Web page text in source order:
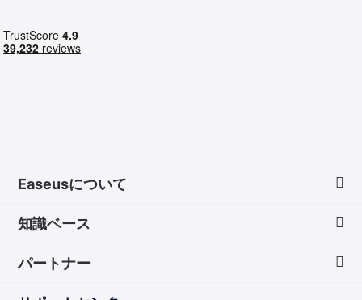
Easeusについて
ダウンロードセンター
知識ベース
パートナー